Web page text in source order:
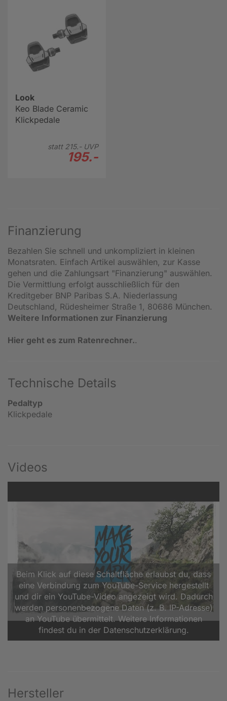
Look
Keo Blade Ceramic
Klickpedale
statt 215.-UVP
195.-
Finanzierung
Bezahlen Sie schnell und unkompliziert in kleinen
Monatsraten. Einfach Artikel auswählen, zur Kasse
gehen und die Zahlungsart "Finanzierung" auswählen.
Die Vermittlung erfolgt ausschließlich für den
Kreditgeber BNP Paribas S.A. Niederlassung
Deutschland, Rüdesheimer Straße 1, 80686 München.
Weitere Informationen zur Finanzierung
Hier geht es zum Ratenrechner..
Technische Details
Pedaltyp
Klickpedale
Videos
Beim Klick auf diese Schaltfläche erlaubst du, dass
eine Verbindung zum YouTube-Service hergestellt
und dir ein YouTube-Video angezeigt wird. Dadurch
werden personenbezogene Daten (z. B. IP-Adresse)
an YouTube übermittelt. Weitere Informationen
findest du in der Datenschutzerklärung.
Hersteller